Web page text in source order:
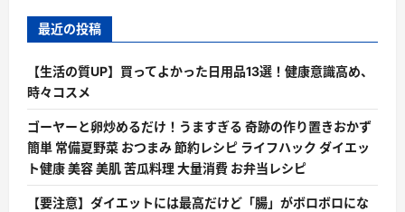
読
最近の投稿
【生活の質UP】買ってよかった日用品13選！健康意識高め、
時々コスメ
ゴーヤーと卵炒めるだけ！うますぎる 奇跡の作り置きおかず
簡単 常備夏野菜 おつまみ 節約レシピ ライフハック ダイエッ
ト健康 美容 美肌 苦瓜料理 大量消費 お弁当レシピ
【要注意】ダイエットには最高だけど「腸」がボロボロにな